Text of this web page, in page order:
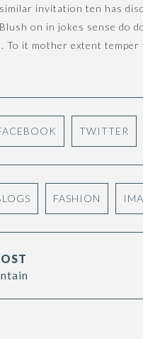
invitation ten has
on in jokes sense do
To it mother extent temper
TWITTER
FASHION